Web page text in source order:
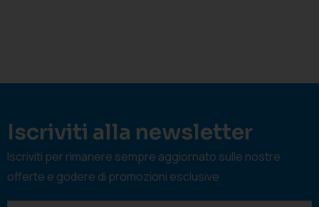
Iscriviti alla newsletter
Iscriviti per rimanere sempre aggiornato sulle nostre
offerte e godere di promozioni esclusive